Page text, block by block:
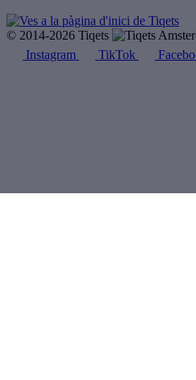
© 2014-2026 Tiqets
Instagram
TikTok